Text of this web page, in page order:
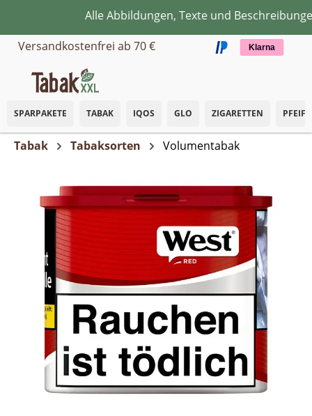
Zum Hauptinhalt springenAlle Abbildungen, Texte und
Versandkostenfrei ab 70 €
Klarna
SPARPAKETE TABAK IQOS GLO ZIGARETTEN
Tabak Tabaksorten Volumentabak